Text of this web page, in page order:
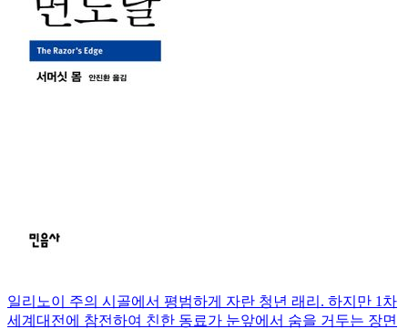
일리노이 주의 시골에서 평범하게 자란 청년 래리. 하지만 1차
세계대전에 참전하여 친한 동료가 눈앞에서 숨을 거두는 장면